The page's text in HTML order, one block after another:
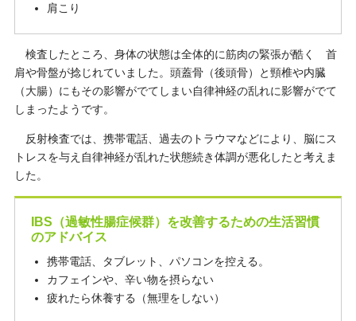
肩こり
検査したところ、身体の状態は全体的に筋肉の緊張が酷く 首
肩や骨盤が捻じれていました。頭蓋骨（後頭骨）と頸椎や内臓
（大腸）にもその影響がでてしまい自律神経の乱れに影響がでて
しまったようです。
反射検査では、携帯電話、過去のトラウマなどにより、脳にス
トレスを与え自律神経が乱れた状態続き体調が悪化したと考えま
した。
IBS（過敏性腸症候群）を改善するための生活習慣
のアドバイス
携帯電話、タブレット、パソコンを控える。
カフェインや、辛い物を摂らない
疲れたら休養する（無理をしない）